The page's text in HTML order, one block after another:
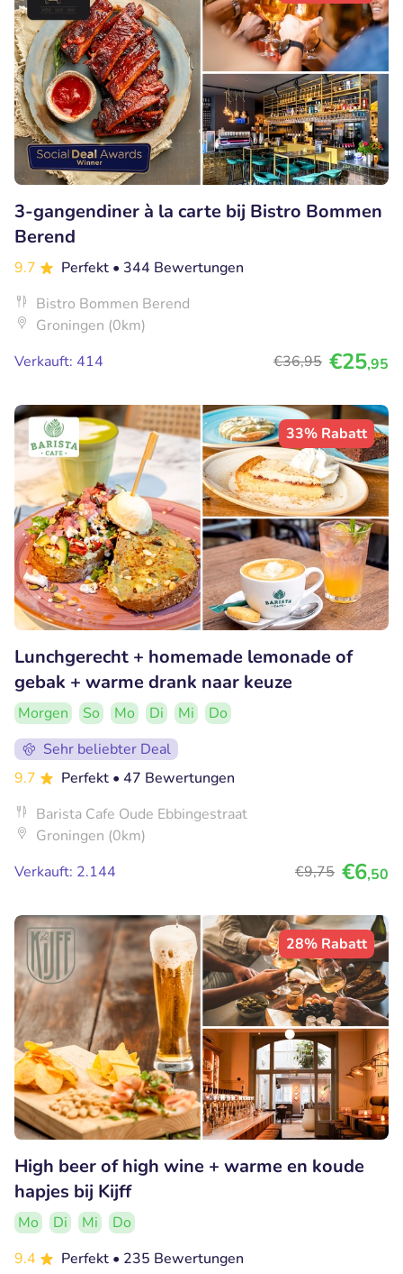
3-gangendiner à la carte bij Bistro Bommen
Berend
9.7 Perfekt • 344 Bewertungen
Bistro Bommen Berend
Groningen (0km)
Verkauft: 414
€36,95 €25,95
33% Rabatt
Lunchgerecht + homemade lemonade of
gebak + warme drank naar keuze
Morgen So Mo Di Mi
Do
Sehr beliebter Deal
9.7
Perfekt • 47 Bewertungen
Barista Cafe Oude Ebbingestraat
Groningen (0km)
Verkauft: 2.144
€9,75 €6,50
28% Rabatt
High beer of high wine + warme en koude
hapjes bij Kijff
Mo Di Mi
Do
9.4
Perfekt • 235 Bewertungen